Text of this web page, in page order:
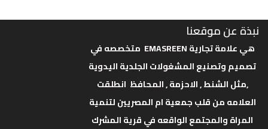
نبذة عن موقعنا
هي علامة تجارية
EMASREEN متخصصه في
تصميم وتصنيع المشغولات الجلدية اليدوية
,مثل الشنط , الاحزمة , المحافظ انطلقت
العلامه من قلب جمعية ام المصريين لتنمية
المراة والمجتمع الواقعه في قرية المشرك